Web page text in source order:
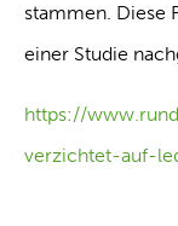
stammen. Diese
einer Studie
https://
verzichtet-auf-